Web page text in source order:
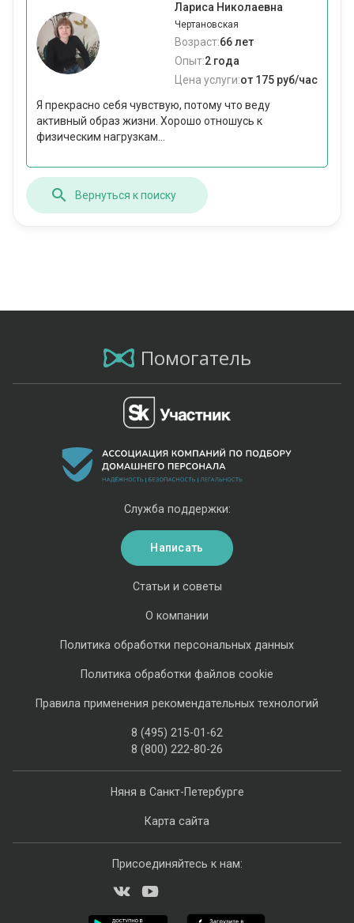
Лариса Николаевна
Чертановская
Возраст:66 лет
Опыт:2 года
Цена услуги:от 175 руб/час
Я прекрасно себя чувствую, потому что веду
активный образ жизни. Хорошо отношусь к
физическим нагрузкам...
Вернуться к поиску
Помогатель
Няня в Санкт-Петербурге
Карта сайта
Статьи и советы
О компании
Политика обработки персональных данных
Политика обработки файлов cookie
Правила применения рекомендательных технологий
8 (495) 215-01-62
8 (800) 222-80-26
Служба поддержки:
Написать
Присоединяйтесь к нам: